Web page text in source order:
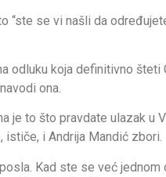
“ste se vi našli da
odluku koja definitivno šteti
ona.
je to što pravdate ulazak u
ističe, i Andrija Mandić zbori.
Kad ste se već jednom